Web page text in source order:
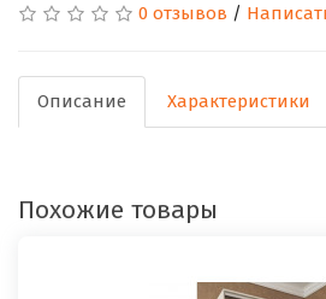
0 отзывов /
Описание Характеристики
Похожие товары